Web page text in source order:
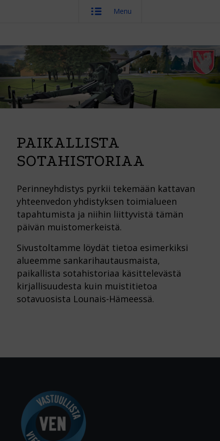
Menu
PAIKALLISTA
SOTAHISTORIAA
Perinneyhdistys pyrkii tekemään kattavan
yhteenvedon yhdistyksen toimialueen
tapahtumista ja niihin liittyvistä tämän
päivän muistomerkeistä.
Sivustoltamme löydät tietoa esimerkiksi
alueemme sankarihautausmaista,
paikallista sotahistoriaa käsittelevästä
kirjallisuudesta kuin muistitietoa
sotavuosista Lounais-Hämeessä.